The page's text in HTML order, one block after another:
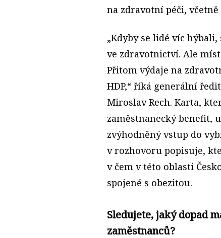
na zdravotní péči, včetně
„Kdyby se lidé víc
ve zdravotnictví. Ale
Přitom výdaje na
HDP,“ říká generální
Miroslav Rech. Karta,
zaměstnanecký benefit,
zvýhodněný vstup do
v rozhovoru popisuje,
v čem v této oblasti
spojené s obezitou.
Sledujete, jaký dopad
zaměstnanců?